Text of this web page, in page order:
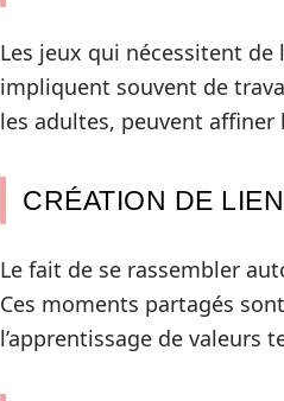
Les jeux qui nécessitent
impliquent souvent de
les adultes, peuvent affiner
CRÉATION DE
Le fait de se rassembler
Ces moments partagés
l’apprentissage de valeurs